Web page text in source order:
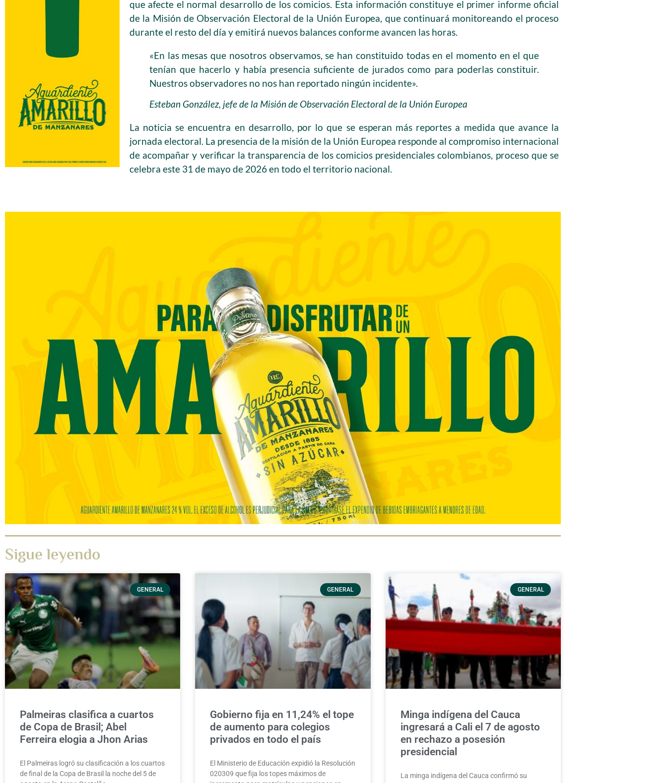
que afecte el normal desarrollo de los comicios. Esta información constituye el primer informe oficial
de la Misión de Observación Electoral de la Unión Europea, que continuará monitoreando el proceso
durante el resto del día y emitirá nuevos balances conforme avancen las horas.
«En las mesas que nosotros observamos, se han constituido todas en el momento en el que
tenían que hacerlo y había presencia suficiente de jurados como para poderlas constituir.
Nuestros observadores no nos han reportado ningún incidente».
Esteban González, jefe de la Misión de Observación Electoral de la Unión Europea
La noticia se encuentra en desarrollo, por lo que se esperan más reportes a medida que avance la
jornada electoral. La presencia de la misión de la Unión Europea responde al compromiso internacional
de acompañar y verificar la transparencia de los comicios presidenciales colombianos, proceso que se
celebra este 31 de mayo de 2026 en todo el territorio nacional.
Sigue leyendo
GENERAL
Palmeiras clasifica a cuartos
de Copa de Brasil; Abel
Ferreira elogia a Jhon Arias
El Palmeiras logró su clasificación a los cuartos
de final de la Copa de Brasil la noche del 5 de
GENERAL
Gobierno fija en 11,24% el tope
de aumento para colegios
privados en todo el país
El Ministerio de Educación expidió la Resolución
020309 que fija los topes máximos de
GENERAL
Minga indígena del Cauca
ingresará a Cali el 7 de agosto
en rechazo a posesión
presidencial
La minga indígena del Cauca confirmó su